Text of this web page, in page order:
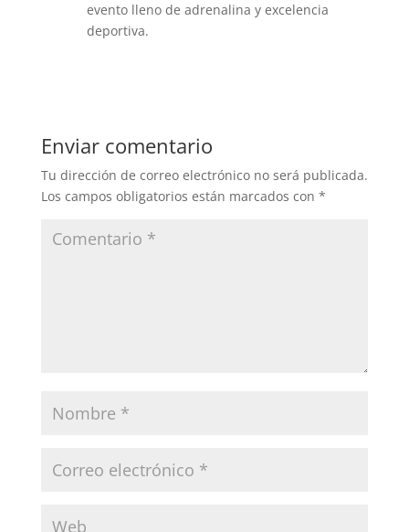
evento lleno de adrenalina y excelencia
deportiva.
Enviar comentario
Tu dirección de correo electrónico no será publicada.
Los campos obligatorios están marcados con *